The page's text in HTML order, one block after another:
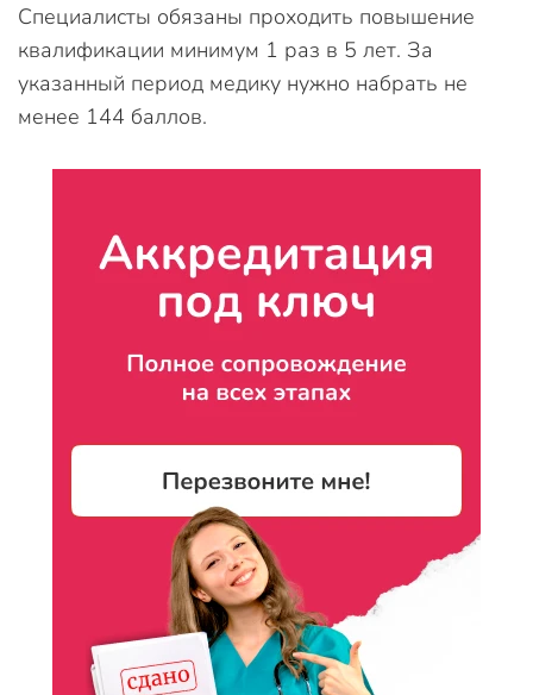
Специалисты обязаны проходить повышение
квалификации минимум 1 раз в 5 лет. За
указанный период медику нужно набрать не
менее 144 баллов.